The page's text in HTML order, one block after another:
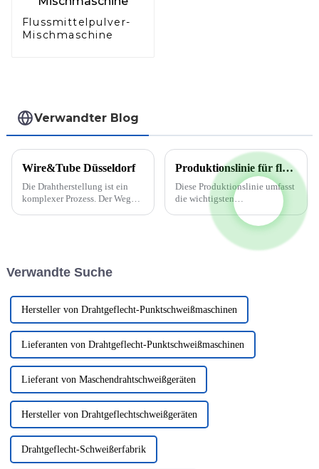
Flussmittelpulver-
Mischmaschine
Verwandter Blog
Wire&Tube Düsseldorf
Die Drahtherstellung ist ein
komplexer Prozess. Der Weg
seinen Zieldurchmesser
Produktionslinie für flussmittelgefüllte Schweißdrähte
Diese Produktionslinie umfasst
die wichtigsten
Prozessausrüstungen zur
Herstellung von Fülldrähten,
jedoch nicht die Transport- und
Hebeausrüstung, das
Verwandte Suche
Hersteller von Drahtgeflecht-Punktschweißmaschinen
Lieferanten von Drahtgeflecht-Punktschweißmaschinen
Lieferant von Maschendrahtschweißgeräten
Hersteller von Drahtgeflechtschweißgeräten
Drahtgeflecht-Schweißerfabrik